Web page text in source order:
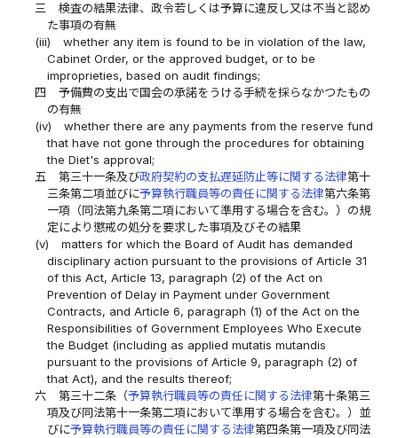
三
検査の結果法律、政令若しくは予算に違反し又は不当と認め
た事項の有無
(iii)
whether any item is found to be in violation of the law,
Cabinet Order, or the approved budget, or to be
improprieties, based on audit findings;
四
予備費の支出で国会の承諾をうける手続を採らなかつたもの
の有無
(iv)
whether there are any payments from the reserve fund
that have not gone through the procedures for obtaining
the Diet's approval;
五
第三十一条及び政府契約の支払遅延防止等に関する法律第十
三条第二項並びに予算執行職員等の責任に関する法律第六条第
一項（同法第九条第二項において準用する場合を含む。）の規
定により懲戒の処分を要求した事項及びその結果
(v)
matters for which the Board of Audit has demanded
disciplinary action pursuant to the provisions of Article 31
of this Act, Article 13, paragraph (2) of the Act on
Prevention of Delay in Payment under Government
Contracts, and Article 6, paragraph (1) of the Act on the
Responsibilities of Government Employees Who Execute
the Budget (including as applied mutatis mutandis
pursuant to the provisions of Article 9, paragraph (2) of
that Act), and the results thereof;
六
第三十二条（予算執行職員等の責任に関する法律第十条第三
項及び同法第十一条第二項において準用する場合を含む。）並
びに予算執行職員等の責任に関する法律第四条第一項及び同法